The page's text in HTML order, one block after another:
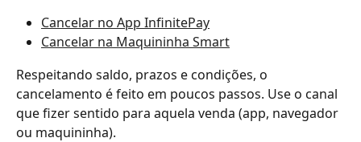
Cancelar no App InfinitePay
Cancelar na Maquininha Smart
Respeitando saldo, prazos e condições, o
cancelamento é feito em poucos passos. Use o canal
que fizer sentido para aquela venda (app, navegador
ou maquininha).